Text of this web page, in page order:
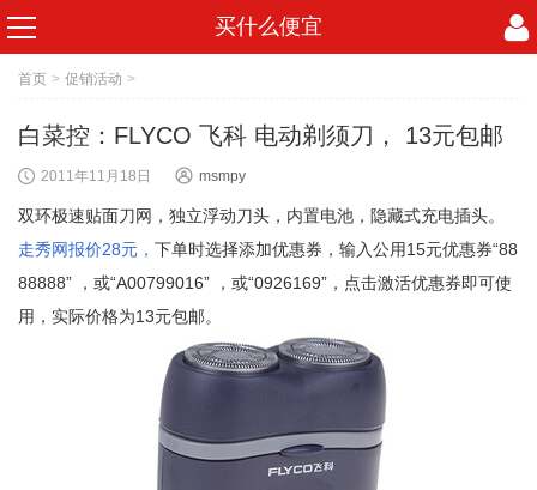
买什么便宜
首页 > 促销活动 >
白菜控：FLYCO 飞科 电动剃须刀， 13元包邮
2011年11月18日 msmpy
双环极速贴面刀网，独立浮动刀头，内置电池，隐藏式充电插头。
走秀网报价28元， 下单时选择添加优惠券，输入公用15元优惠券“88
88888” ，或“A00799016” ，或“0926169”，点击激活优惠券即可使
用，实际价格为13元包邮。